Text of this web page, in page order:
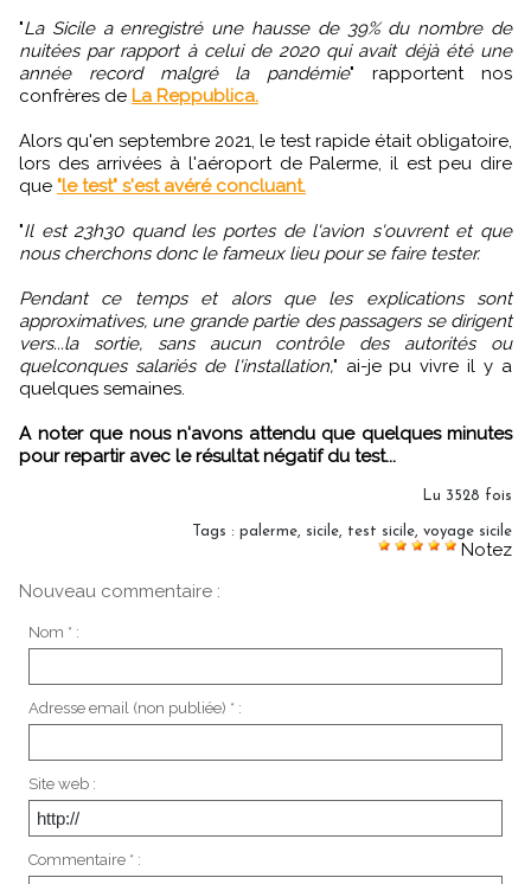
"La Sicile a enregistré une hausse de 39% du nombre de
nuitées par rapport à celui de 2020 qui avait déjà été une
année record malgré la pandémie" rapportent nos
confrères de La Reppublica.
Alors qu'en septembre 2021, le test rapide était obligatoire,
lors des arrivées à l'aéroport de Palerme, il est peu dire
que "le test" s'est avéré concluant.
"Il est 23h30 quand les portes de l'avion s'ouvrent et que
nous cherchons donc le fameux lieu pour se faire tester.
Pendant ce temps et alors que les explications sont
approximatives, une grande partie des passagers se dirigent
vers...la sortie, sans aucun contrôle des autorités ou
quelconques salariés de l'installation," ai-je pu vivre il y a
quelques semaines.
A noter que nous n'avons attendu que quelques minutes
pour repartir avec le résultat négatif du test...
Lu 3528 fois
Tags : palerme sicile test sicile voyage sicile
Notez
Nouveau commentaire :
Nom * :
Adresse email (non publiée) * :
Site web :
Commentaire * :